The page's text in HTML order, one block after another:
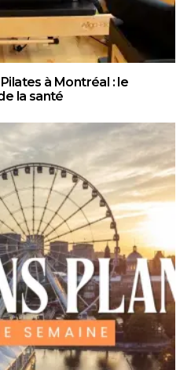
à Montréal : le
la santé